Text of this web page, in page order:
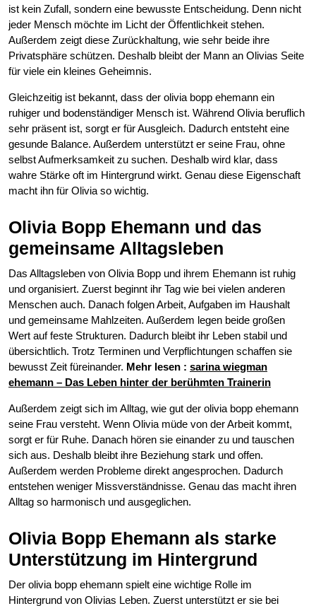
ist kein Zufall, sondern eine bewusste Entscheidung. Denn nicht
jeder Mensch möchte im Licht der Öffentlichkeit stehen.
Außerdem zeigt diese Zurückhaltung, wie sehr beide ihre
Privatsphäre schützen. Deshalb bleibt der Mann an Olivias Seite
für viele ein kleines Geheimnis.
Gleichzeitig ist bekannt, dass der olivia bopp ehemann ein
ruhiger und bodenständiger Mensch ist. Während Olivia beruflich
sehr präsent ist, sorgt er für Ausgleich. Dadurch entsteht eine
gesunde Balance. Außerdem unterstützt er seine Frau, ohne
selbst Aufmerksamkeit zu suchen. Deshalb wird klar, dass
wahre Stärke oft im Hintergrund wirkt. Genau diese Eigenschaft
macht ihn für Olivia so wichtig.
Olivia Bopp Ehemann und das
gemeinsame Alltagsleben
Das Alltagsleben von Olivia Bopp und ihrem Ehemann ist ruhig
und organisiert. Zuerst beginnt ihr Tag wie bei vielen anderen
Menschen auch. Danach folgen Arbeit, Aufgaben im Haushalt
und gemeinsame Mahlzeiten. Außerdem legen beide großen
Wert auf feste Strukturen. Dadurch bleibt ihr Leben stabil und
übersichtlich. Trotz Terminen und Verpflichtungen schaffen sie
bewusst Zeit füreinander. Mehr lesen : sarina wiegman
ehemann – Das Leben hinter der berühmten Trainerin
Außerdem zeigt sich im Alltag, wie gut der olivia bopp ehemann
seine Frau versteht. Wenn Olivia müde von der Arbeit kommt,
sorgt er für Ruhe. Danach hören sie einander zu und tauschen
sich aus. Deshalb bleibt ihre Beziehung stark und offen.
Außerdem werden Probleme direkt angesprochen. Dadurch
entstehen weniger Missverständnisse. Genau das macht ihren
Alltag so harmonisch und ausgeglichen.
Olivia Bopp Ehemann als starke
Unterstützung im Hintergrund
Der olivia bopp ehemann spielt eine wichtige Rolle im
Hintergrund von Olivias Leben. Zuerst unterstützt er sie bei